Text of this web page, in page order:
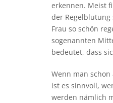
erkennen. Meist
der Regelblutung
Frau so schön
sogenannten
bedeutet, dass
Wenn man
ist es sinnvoll,
werden nämlich